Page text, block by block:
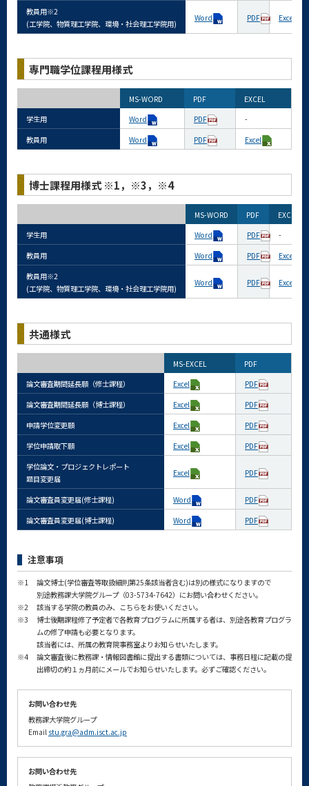
教員用※2
(工学院、物質理工学院、環境・社会理工学院用)
Word PDF Excel
専門職学位課程用様式
MS-WORD PDF
EXCEL
学生用
Word PDF
-
教員用
Word PDF Excel
博士課程用様式 ※1，※3，※4
MS-WORD PDF
EXCEL
学生用
Word PDF
-
教員用
Word PDF
Excel
教員用※2
(工学院、物質理工学院、環境・社会理工学院用)
Word PDF Excel
共通様式
MS-EXCEL
PDF
論文審査期間延長願（修士課程）
Excel
PDF
論文審査期間延長願（博士課程）
Excel
PDF
申請学位変更願
Excel
PDF
学位申請取下願
Excel
PDF
学位論文・プロジェクトレポート
題目変更届
Excel PDF
論文審査員変更届(修士課程) Word
PDF
論文審査員変更届(博士課程)
Word PDF
注意事項
※1
論文博士(学位審査等取扱細則第25条該当者含む)は別の様式になりますので
別途教務課大学院グループ（03-5734-7642）にお問い合わせください。
※2
該当する学院の教員のみ、こちらをお使いください。
※3
博士後期課程修了予定者で各教育プログラムに所属する者は、別途各教育プログラ
ムの修了申請も必要となります。
該当者には、所属の教育院事務室よりお知らせいたします。
※4
論文審査後に教務課・情報図書館に提出する書類については、事務日程に記載の提
出締切の約１ヵ月前にメールでお知らせいたします。必ずご確認ください。
お問い合わせ先
教務課大学院グループ
Email stu.gra@adm.isct.ac.jp
お問い合わせ先